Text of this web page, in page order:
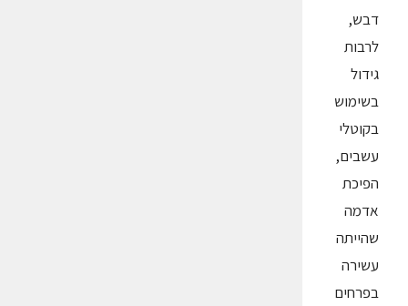
דבש,
לרבות
גידול
בשימוש
בקוטלי
עשבים,
הפיכת
אדמה
שהייתה
עשירה
בפרחים